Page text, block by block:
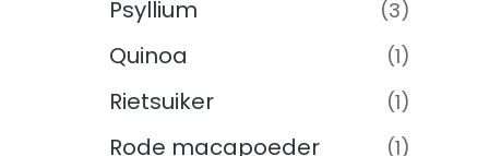
Psyllium (3)
Quinoa (1)
Rietsuiker (1)
Rode macapoeder (1)